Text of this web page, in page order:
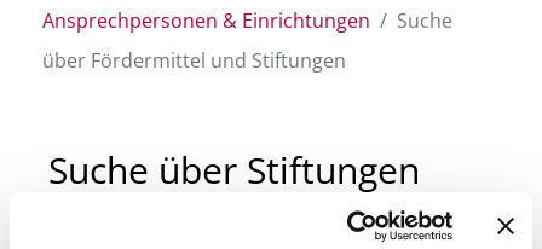
Ansprechpersonen & Einrichtungen
Suche
über Fördermittel und Stiftungen
Suche über Stiftungen